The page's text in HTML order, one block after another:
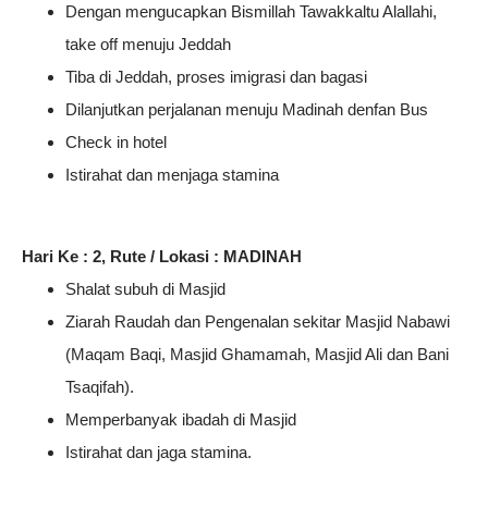
Dengan mengucapkan Bismillah Tawakkaltu Alallahi,
take off menuju Jeddah
Tiba di Jeddah, proses imigrasi dan bagasi
Dilanjutkan perjalanan menuju Madinah denfan Bus
Check in hotel
Istirahat dan menjaga stamina
Hari Ke : 2, Rute / Lokasi : MADINAH
Shalat subuh di Masjid
Ziarah Raudah dan Pengenalan sekitar Masjid Nabawi
(Maqam Baqi, Masjid Ghamamah, Masjid Ali dan Bani
Tsaqifah).
Memperbanyak ibadah di Masjid
Istirahat dan jaga stamina.